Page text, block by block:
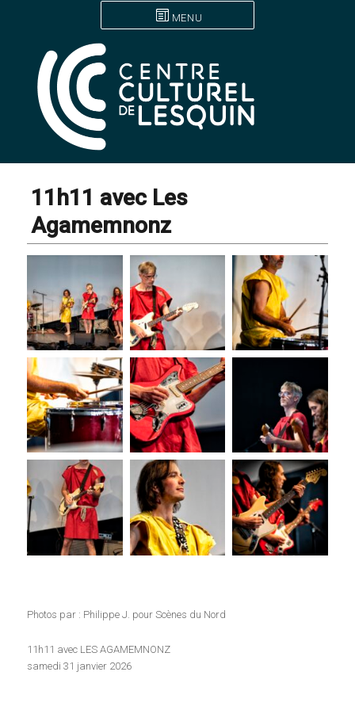
MENU
11h11 avec Les
Agamemnonz
Photos par : Philippe J. pour Scènes du Nord
11h11 avec LES AGAMEMNONZ
samedi 31 janvier 2026